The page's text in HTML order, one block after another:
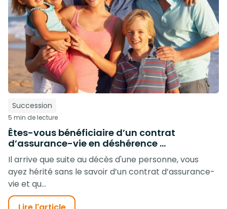
Succession
5 min de lecture
Êtes-vous bénéficiaire d’un contrat
d’assurance-vie en déshérence ...
Il arrive que suite au décès d'une personne, vous
ayez hérité sans le savoir d’un contrat d’assurance-
vie et qu...